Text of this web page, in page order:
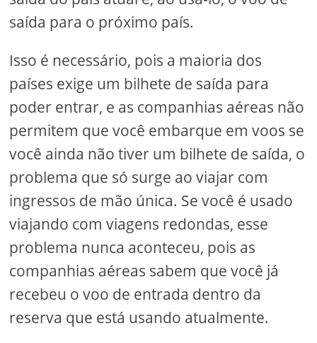
saída para o próximo país.
Isso é necessário, pois a maioria dos
países exige um bilhete de saída para
poder entrar, e as companhias aéreas não
permitem que você embarque em voos se
você ainda não tiver um bilhete de saída, o
problema que só surge ao viajar com
ingressos de mão única. Se você é usado
viajando com viagens redondas, esse
problema nunca aconteceu, pois as
companhias aéreas sabem que você já
recebeu o voo de entrada dentro da
reserva que está usando atualmente.